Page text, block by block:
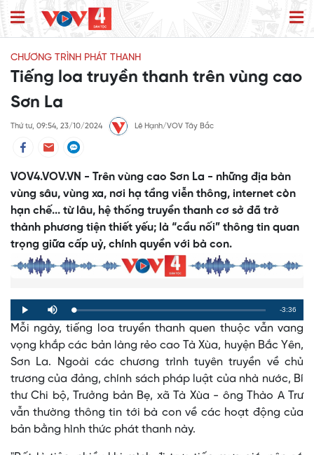
CHƯƠNG TRÌNH PHÁT THANH
Tiếng loa truyền thanh trên vùng cao
Sơn La
Thứ tư, 09:54, 23/10/2024 Lê Hạnh/VOV Tây Bắc
VOV4.VOV.VN - Trên vùng cao Sơn La - những địa bàn
vùng sâu, vùng xa, nơi hạ tầng viễn thông, internet còn
hạn chế... từ lâu, hệ thống truyền thanh cơ sở đã trở
thành phương tiện thiết yếu; là “cầu nối” thông tin quan
trọng giữa cấp uỷ, chính quyền với bà con.
Play Mute Loaded:
0%
Progress:
0%
Remaining
Time
-3:36
Mỗi ngày, tiếng loa truyền thanh quen thuộc vẫn vang
vọng khắp các bản làng rẻo cao Tà Xùa, huyện Bắc Yên,
Sơn La. Ngoài các chương trình tuyên truyền về chủ
trương của đảng, chính sách pháp luật của nhà nước, Bí
thư Chi bộ, Trưởng bản Bẹ, xã Tà Xùa - ông Thào A Trư
vẫn thường thông tin tới bà con về các hoạt động của
bản bằng hình thức phát thanh này.